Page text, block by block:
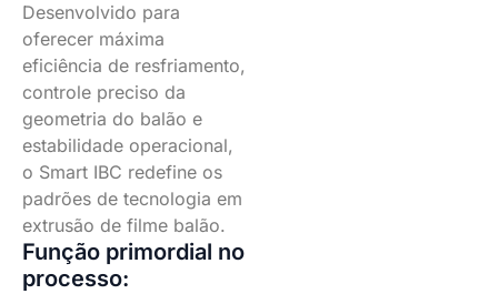
Desenvolvido para
oferecer máxima
eficiência de resfriamento,
controle preciso da
geometria do balão e
estabilidade operacional,
o Smart IBC redefine os
padrões de tecnologia em
extrusão de filme balão.
Função primordial no
processo: